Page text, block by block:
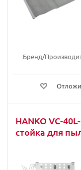
Бренд/
HANKO VC-
стойка для